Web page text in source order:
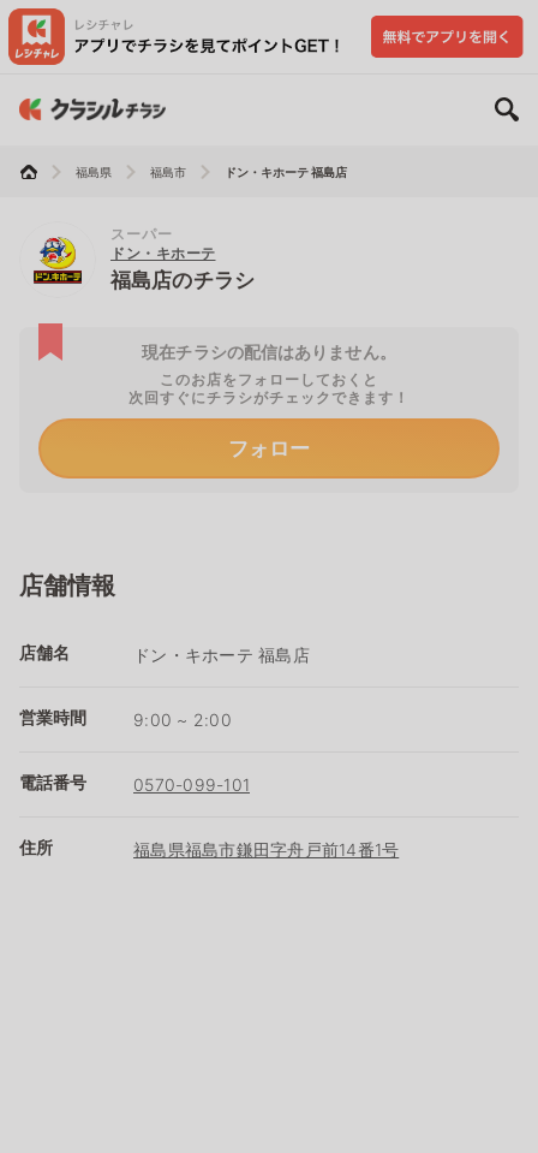
福島県 福島市 ドン・キホーテ 福島店
スーパー
ドン・キホーテ
福島店のチラシ
現在チラシの配信はありません。
このお店をフォローしておくと
次回すぐにチラシがチェックできます！
フォロー
店舗情報
店舗名 ドン・キホーテ 福島店
営業時間 9:00 ~ 2:00
電話番号 0570-099-101
住所 福島県福島市鎌田字舟戸前14番1号